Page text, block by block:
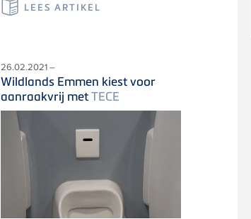
LEES ARTIKEL
26.02.2021 –
Wildlands Emmen kiest voor
aanraakvrij metTECE